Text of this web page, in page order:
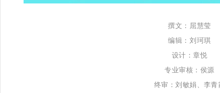
撰文：屈慧莹
编辑：刘珂琪
设计：章悦
专业审核：侯源
终审 ：刘敏娟、李青